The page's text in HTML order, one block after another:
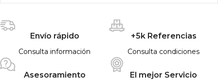
Envío rápido
Consulta información
+5k Referencias
Consulta condiciones
Asesoramiento El mejor Servicio